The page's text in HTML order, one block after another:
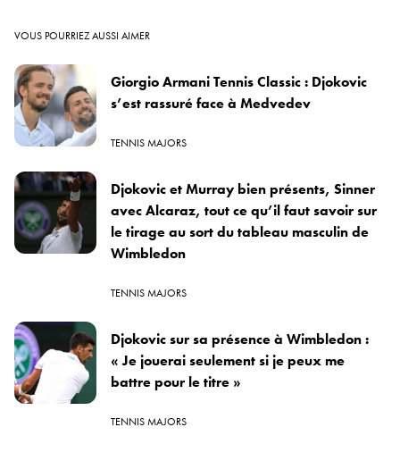
VOUS POURRIEZ AUSSI AIMER
Giorgio Armani Tennis Classic : Djokovic
s’est rassuré face à Medvedev
TENNIS MAJORS
Djokovic et Murray bien présents, Sinner
avec Alcaraz, tout ce qu’il faut savoir sur
le tirage au sort du tableau masculin de
Wimbledon
TENNIS MAJORS
Djokovic sur sa présence à Wimbledon :
« Je jouerai seulement si je peux me
battre pour le titre »
TENNIS MAJORS